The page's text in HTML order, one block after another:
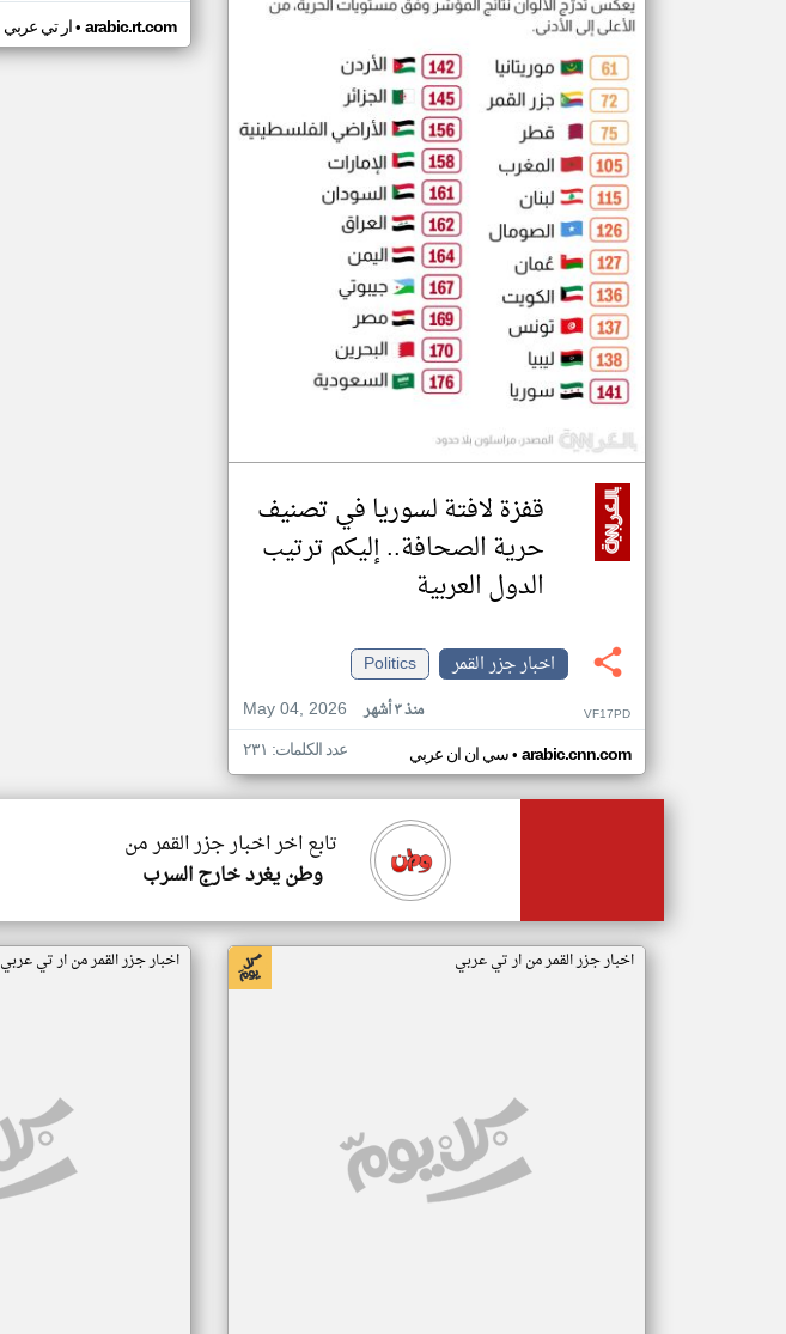
قفزة لافتة لسوريا في تصنيف
حرية الصحافة.. إليكم ترتيب
الدول العربية
اخبار جزر القمر
Politics
May 04, 2026
منذ ٣ أشهر VF17PD
سي ان ان عربي• arabic.cnn.com عدد الكلمات: ٢٣١
ار تي عربي• arabic.rt.com
تابع اخر اخبار جزر القمر من
وطن يغرد خارج السرب
اخبار جزر القمر من ار تي عربي اخبار جزر القمر من ار تي عربي